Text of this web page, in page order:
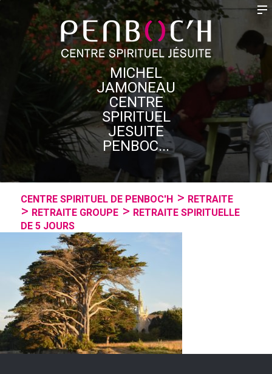
MICHEL
JAMONEAU
CENTRE
SPIRITUEL
JESUITE
PENBOC...
CENTRE SPIRITUEL DE PENBOC'H
RETRAITE
RETRAITE GROUPE
RETRAITE SPIRITUELLE
DE 5 JOURS